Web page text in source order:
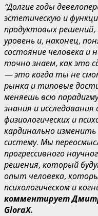
“Долгие годы
эстетическую и
продуктовых
уровень и, наконец,
состояние человека
точно знаем, как это
— это когда ты не
рынка и типовые
меняешь всю
знания и исследования
физиологических и
кардинально изменить
систему. Мы
прогрессивного
решения, который
опыт человека,
психологическом и
комментирует
GloraX.